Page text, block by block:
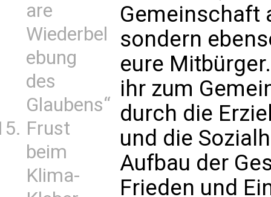
are
Wiederbel
ebung
des
Glaubens“
Frust
beim
Klima-
Gemeinschaft
sondern
eure
ihr zum
durch die
und die
Aufbau der
Frieden und